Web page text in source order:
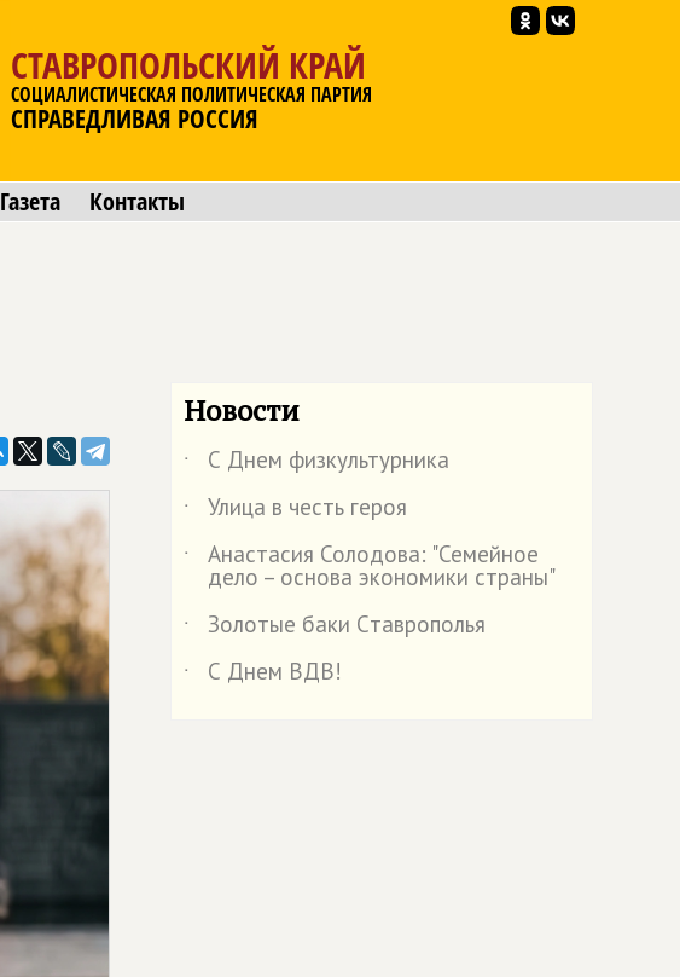
СТАВРОПОЛЬСКИЙ КРАЙ
СОЦИАЛИСТИЧЕСКАЯ ПОЛИТИЧЕСКАЯ ПАРТИЯ
СПРАВЕДЛИВАЯ РОССИЯ
Газета Контакты
Новости
˙
С Днем физкультурника
˙
Улица в честь героя
˙
Анастасия Солодова: "Семейное
дело – основа экономики страны"
˙
Золотые баки Cтаврополья
˙
С Днем ВДВ!